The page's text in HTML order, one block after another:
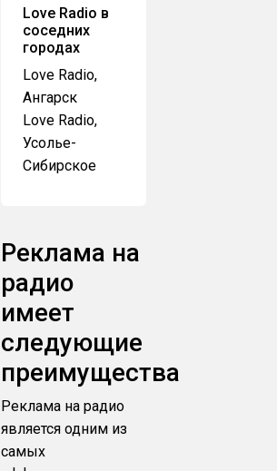
Love Radio в
соседних
городах
Love Radio,
Ангарск
Love Radio,
Усолье-
Сибирское
Реклама на
радио
имеет
следующие
преимущества
Реклама на радио
является одним из
самых